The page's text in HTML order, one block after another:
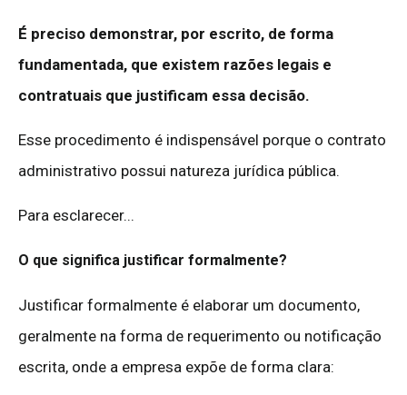
É preciso demonstrar, por escrito, de forma
fundamentada, que existem razões legais e
contratuais que justificam essa decisão.
Esse procedimento é indispensável porque o contrato
administrativo possui natureza jurídica pública.
Para esclarecer...
O que significa justificar formalmente?
Justificar formalmente é elaborar um documento,
geralmente na forma de requerimento ou notificação
escrita, onde a empresa expõe de forma clara: